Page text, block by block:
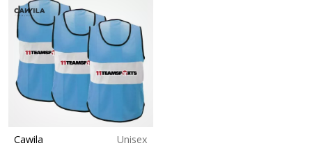
Cawila
Unisex